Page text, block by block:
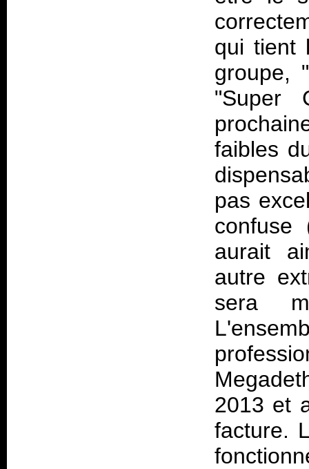
qui tient
groupe,
"Super
faibles
pas
confuse
aurait
autre
sera
2013 et
facture.